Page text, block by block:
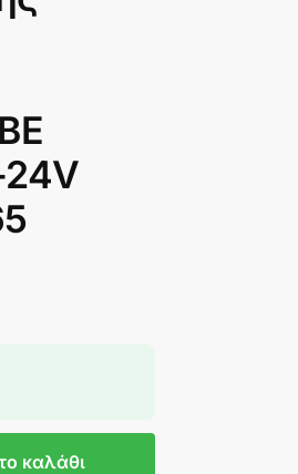
24V
καλάθι